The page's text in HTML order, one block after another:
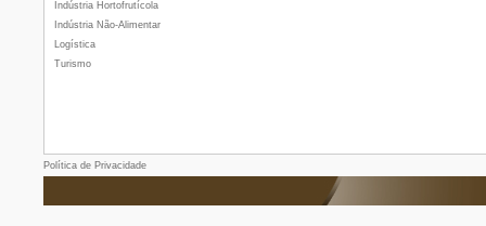
Indústria Hortofrutícola
Indústria Não-Alimentar
Logística
Turismo
Política de Privacidade